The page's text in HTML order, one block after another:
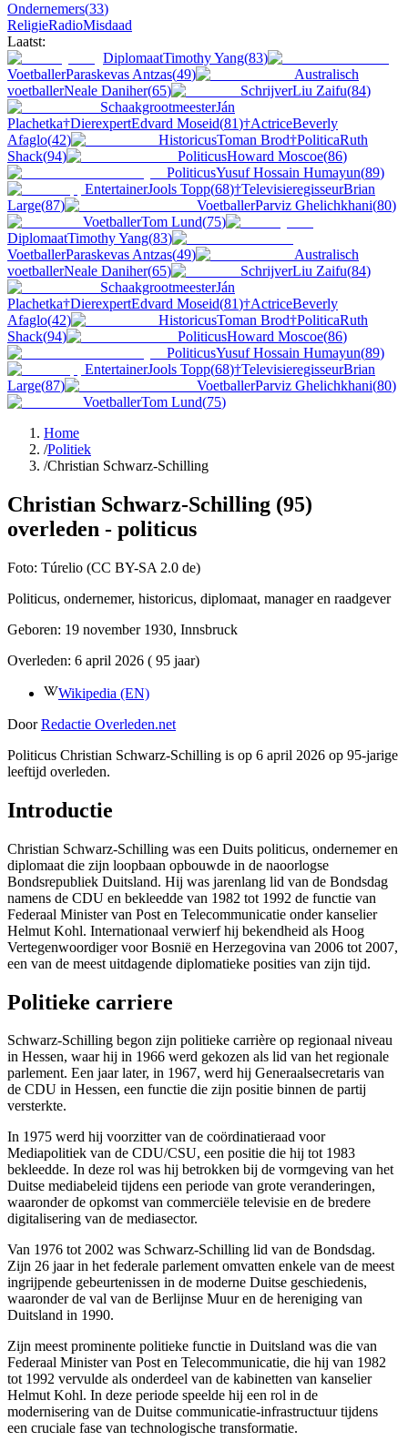
Ondernemers(33)
ReligieRadioMisdaad
Laatst:
DiplomaatTimothy Yang(83)
VoetballerParaskevas Antzas(49)
Australisch
voetballerNeale Daniher(65) SchrijverLiu Zaifu(84)
SchaakgrootmeesterJán
Plachetka†DierexpertEdvard Moseid(81)†ActriceBeverly
Afaglo(42) HistoricusToman Brod†PoliticaRuth
Shack(94) PoliticusHoward Moscoe(86)
PoliticusYusuf Hossain Humayun(89)
EntertainerJools Topp(68)†TelevisieregisseurBrian
Large(87) VoetballerParviz Ghelichkhani(80)
VoetballerTom Lund(75)
DiplomaatTimothy Yang(83)
VoetballerParaskevas Antzas(49)
Australisch
voetballerNeale Daniher(65) SchrijverLiu Zaifu(84)
SchaakgrootmeesterJán
Plachetka†DierexpertEdvard Moseid(81)†ActriceBeverly
Afaglo(42) HistoricusToman Brod†PoliticaRuth
Shack(94) PoliticusHoward Moscoe(86)
PoliticusYusuf Hossain Humayun(89)
EntertainerJools Topp(68)†TelevisieregisseurBrian
Large(87) VoetballerParviz Ghelichkhani(80)
VoetballerTom Lund(75)
Home
/Politiek
/Christian Schwarz-Schilling
Christian Schwarz-Schilling (95)
overleden - politicus
Foto: Túrelio (CC BY-SA 2.0 de)
Politicus, ondernemer, historicus, diplomaat, manager en raadgever
Geboren: 19 november 1930, Innsbruck
Overleden: 6 april 2026 ( 95 jaar)
Wikipedia (EN)
Door Redactie Overleden.net
Politicus Christian Schwarz-Schilling is op 6 april 2026 op 95-jarige
leeftijd overleden.
Introductie
Christian Schwarz-Schilling was een Duits politicus, ondernemer en
diplomaat die zijn loopbaan opbouwde in de naoorlogse
Bondsrepubliek Duitsland. Hij was jarenlang lid van de Bondsdag
namens de CDU en bekleedde van 1982 tot 1992 de functie van
Federaal Minister van Post en Telecommunicatie onder kanselier
Helmut Kohl. Internationaal verwierf hij bekendheid als Hoog
Vertegenwoordiger voor Bosnië en Herzegovina van 2006 tot 2007,
een van de meest uitdagende diplomatieke posities van zijn tijd.
Politieke carriere
Schwarz-Schilling begon zijn politieke carrière op regionaal niveau
in Hessen, waar hij in 1966 werd gekozen als lid van het regionale
parlement. Een jaar later, in 1967, werd hij Generaalsecretaris van
de CDU in Hessen, een functie die zijn positie binnen de partij
versterkte.
In 1975 werd hij voorzitter van de coördinatieraad voor
Mediapolitiek van de CDU/CSU, een positie die hij tot 1983
bekleedde. In deze rol was hij betrokken bij de vormgeving van het
Duitse mediabeleid tijdens een periode van grote veranderingen,
waaronder de opkomst van commerciële televisie en de bredere
digitalisering van de mediasector.
Van 1976 tot 2002 was Schwarz-Schilling lid van de Bondsdag.
Zijn 26 jaar in het federale parlement omvatten enkele van de meest
ingrijpende gebeurtenissen in de moderne Duitse geschiedenis,
waaronder de val van de Berlijnse Muur en de hereniging van
Duitsland in 1990.
Zijn meest prominente politieke functie in Duitsland was die van
Federaal Minister van Post en Telecommunicatie, die hij van 1982
tot 1992 vervulde als onderdeel van de kabinetten van kanselier
Helmut Kohl. In deze periode speelde hij een rol in de
modernisering van de Duitse communicatie-infrastructuur tijdens
een cruciale fase van technologische transformatie.